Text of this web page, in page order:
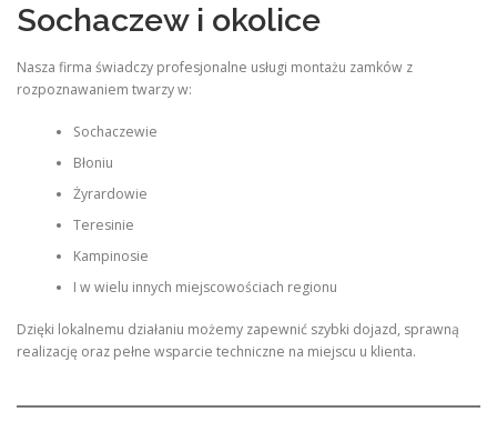
Sochaczew i okolice
Nasza firma świadczy profesjonalne usługi montażu zamków z
rozpoznawaniem twarzy w:
Sochaczewie
Błoniu
Żyrardowie
Teresinie
Kampinosie
I w wielu innych miejscowościach regionu
Dzięki lokalnemu działaniu możemy zapewnić szybki dojazd, sprawną
realizację oraz pełne wsparcie techniczne na miejscu u klienta.